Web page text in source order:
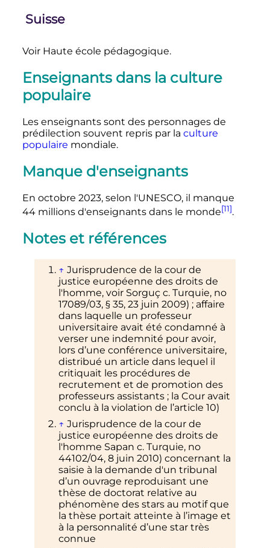
Suisse
Voir Haute école pédagogique.
Enseignants dans la culture
populaire
Les enseignants sont des personnages de
prédilection souvent repris par la culture
populaire mondiale.
Manque d'enseignants
En octobre 2023, selon l'UNESCO, il manque
44 millions d'enseignants dans le monde[11].
Notes et références
↑ Jurisprudence de la cour de
justice européenne des droits de
l'homme, voir Sorguç c. Turquie, no
17089/03, § 35, 23 juin 2009) ; affaire
dans laquelle un professeur
universitaire avait été condamné à
verser une indemnité pour avoir,
lors d’une conférence universitaire,
distribué un article dans lequel il
critiquait les procédures de
recrutement et de promotion des
professeurs assistants ; la Cour avait
conclu à la violation de l’article 10)
↑ Jurisprudence de la cour de
justice européenne des droits de
l'homme Sapan c. Turquie, no
44102/04, 8 juin 2010) concernant la
saisie à la demande d'un tribunal
d’un ouvrage reproduisant une
thèse de doctorat relative au
phénomène des stars au motif que
la thèse portait atteinte à l’image et
à la personnalité d’une star très
connue